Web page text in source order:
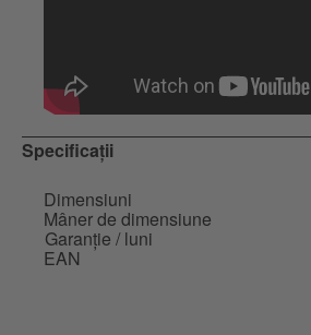
Specificații
Dimensiuni
Mâner de dimensiune
Garanție / luni
EAN